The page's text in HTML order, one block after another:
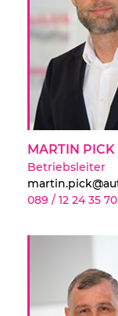
MARTIN PICK
Betriebsleiter
089 / 12 24 35 70